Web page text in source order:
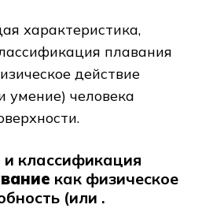
характеристика,
плавания
действие
умение) человека
и классификация
как физическое
(или .